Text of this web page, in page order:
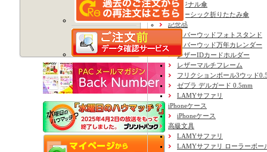
オリジナル傘
ベーシック折りたたみ傘
記念品
ラバーウッドフォトスタンド
ラバーウッド万年カレンダー
レザーIDカードホルダー
レザーマルチフレーム
フリクションボール3ウッド
ゼブラ デルガード 0.5mm
LAMYサファリ
iPhoneケース
iPhoneケース
高級文具
LAMYサファリ
LAMYサファリ ローラーボー